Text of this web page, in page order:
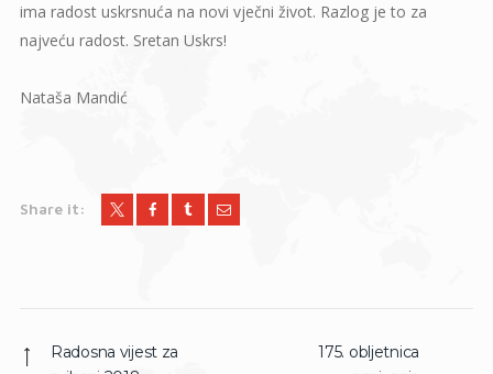
ima radost uskrsnuća na novi vječni život. Razlog je to za
najveću radost. Sretan Uskrs!
Nataša Mandić
Share it:
navigation
Previous
Radosna vijest za
175. obljetnica